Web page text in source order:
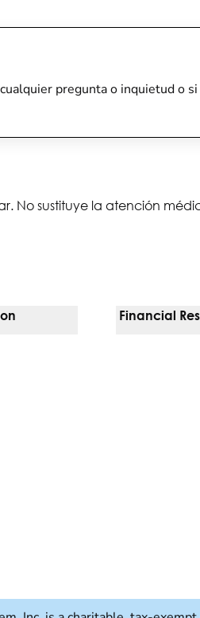
pregunta o inquietud o
No sustituye la atención
Financial